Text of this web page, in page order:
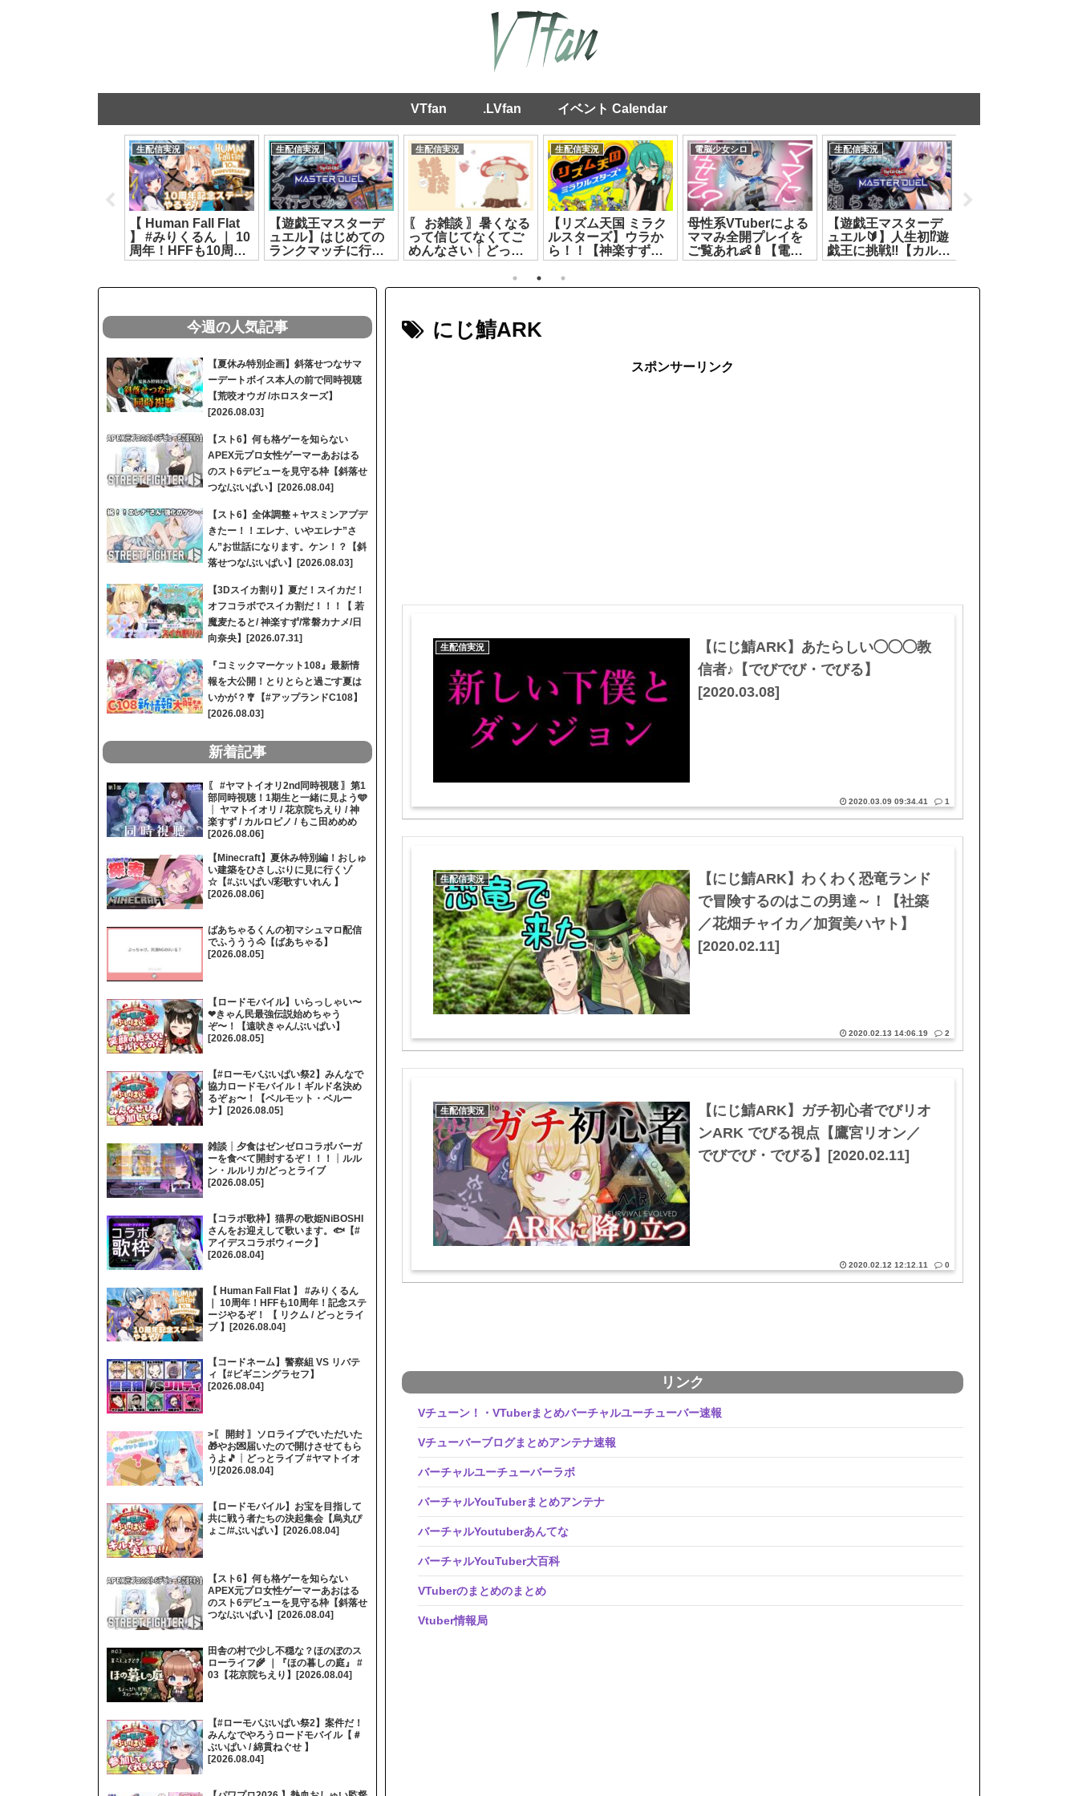
VTfan .LVfan イベント Calendar
電脳少女シロ
母性系VTuberによる
ママみ全開プレイを
ご覧あれ👶🍼【電脳
少女シロ】
生配信実況
【遊戯王マスターデ
ュエル🔰】人生初⁉️遊
戯王に挑戦‼️【カル
ロ・ピノ】
生配信実況
【LoL】アプラン
LOL部【もこ田めめ
め/遠吠きゃん/綿貫ね
ぐせ/彩歌すいれん】
生配信実況
#みりくるん めっち
ゃカメレオンコラボ
【リクム/七星みりり/
ルルン・ルルリカ】
[2026.07.16]
生配信実況
雑談┊誘惑の夏に🌟
DA🌟I🌟SU🌟KE🌟も
大喜びなはず！！┊
ルルン・ルルリカ/ど
[2026.07.25]
生配信実況
絶対に乗ってはいけ
ない ｜『異界エレベ
ーター』【花京院ち
えり】[2026.07.26]
生配信実況
雑談・8月おはよう～
～～！！！【神楽す
ず】[2026.08.02]
にじ鯖ARK
スポンサーリンク
生配信実況
【にじ鯖ARK】あたらしい◯◯◯教
信者♪【でびでび・でびる】
[2020.03.08]
2020.03.09 09:34.41 1
生配信実況
【にじ鯖ARK】わくわく恐竜ランド
で冒険するのはこの男達～！【社築
／花畑チャイカ／加賀美ハヤト】
[2020.02.11]
2020.02.13 14:06.19 2
生配信実況
【にじ鯖ARK】ガチ初心者でびリオ
ンARK でびる視点【鷹宮リオン／
でびでび・でびる】[2020.02.11]
2020.02.12 12:12.11 0
リンク
Vチューン！・VTuberまとめバーチャルユーチューバー速報
Vチューバーブログまとめアンテナ速報
バーチャルユーチューバーラボ
バーチャルYouTuberまとめアンテナ
バーチャルYoutuberあんてな
バーチャルYouTuber大百科
VTuberのまとめのまとめ
Vtuber情報局
今週の人気記事
【夏休み特別企画】斜落せつなサマ
ーデートボイス本人の前で同時視聴
【荒咬オウガ /ホロスターズ】
[2026.08.03]
【スト6】何も格ゲーを知らない
APEX元プロ女性ゲーマーあおはる
のスト6デビューを見守る枠【斜落せ
つな/ぶいぱい】[2026.08.04]
【スト6】全体調整＋ヤスミンアプデ
きたー！！エレナ、いやエレナ”さ
ん”お世話になります。ケン！？【斜
落せつな/ぶいぱい】[2026.08.03]
【3Dスイカ割り】夏だ！スイカだ！
オフコラボでスイカ割だ！！！【 若
魔麦たると/ 神楽すず/常磐カナメ/日
向奈央】[2026.07.31]
『コミックマーケット108』最新情
報を大公開！とりとらと過ごす夏は
いかが？🎐【#アップランドC108】
[2026.08.03]
新着記事
〖 #ヤマトイオリ2nd同時視聴 〗第1
部同時視聴！1期生と一緒に見よう🩵
┊ ヤマトイオリ / 花京院ちえり / 神
楽すず / カルロピノ / もこ田めめめ
[2026.08.06]
【Minecraft】夏休み特別編！おしゅ
い建築をひさしぶりに見に行くゾ
☆【#ぶいぱい/彩歌すいれん 】
[2026.08.06]
ばあちゃるくんの初マシュマロ配信
でふううう🐴【ばあちゃる】
[2026.08.05]
【ロードモバイル】いらっしゃい〜
❤きゃん民最強伝説始めちゃう
ぞ〜！【遠吠きゃん/ぶいぱい】
[2026.08.05]
【#ローモバぶいぱい祭2】みんなで
協力ロードモバイル！ギルド名決め
るぞぉ〜！【ベルモット・ベルー
ナ】[2026.08.05]
雑談┊夕食はゼンゼロコラボバーガ
ーを食べて開封するぞ！！！┊ルル
ン・ルルリカ/どっとライブ
[2026.08.05]
【コラボ歌枠】猫界の歌姫NiBOSHI
さんをお迎えして歌います。🐟【#
アイデスコラボウィーク】
[2026.08.04]
【 Human Fall Flat 】 #みりくるん
｜ 10周年！HFFも10周年！記念ステ
ージやるぞ！ 【 リクム / どっとライ
ブ 】[2026.08.04]
【コードネーム】警察組 VS リバテ
ィ【#ビギニングラセフ】
[2026.08.04]
>〖 開封 〗ソロライブでいただいた
🎁やお💌届いたので開けさせてもら
うよ🎵┊どっとライブ #ヤマトイオ
リ[2026.08.04]
【ロードモバイル】お宝を目指して
共に戦う者たちの決起集会【烏丸ぴ
ょこ/#ぶいぱい】[2026.08.04]
【スト6】何も格ゲーを知らない
APEX元プロ女性ゲーマーあおはる
のスト6デビューを見守る枠【斜落せ
つな/ぶいぱい】[2026.08.04]
田舎の村で少し不穏な？ほのぼのス
ローライフ🌾 ｜『ほの暮しの庭』 #
03【花京院ちえり】[2026.08.04]
【#ローモバぶいぱい祭2】案件だ！
みんなでやろうロードモバイル【＃
ぶいぱい / 綿貫ねぐせ 】
[2026.08.04]